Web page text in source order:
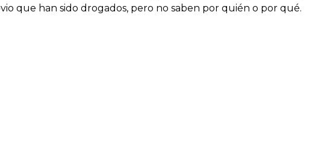
que han sido drogados, pero no saben por quién o por qué.